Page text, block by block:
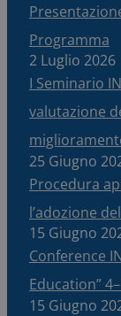
Programma
2 Luglio 2026
I Seminario
valutazione
25 Giugno
Procedura
l’adozione
15 Giugno
Conference
Education”
15 Giugno